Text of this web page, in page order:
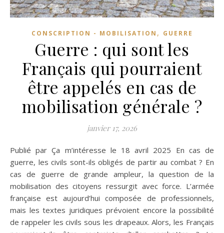
CONSCRIPTION - MOBILISATION , GUERRE
Guerre : qui sont les
Français qui pourraient
être appelés en cas de
mobilisation générale ?
janvier 17, 2026
Publié par Ça m’intéresse le 18 avril 2025 En cas de
guerre, les civils sont-ils obligés de partir au combat ? En
cas de guerre de grande ampleur, la question de la
mobilisation des citoyens ressurgit avec force. L’armée
française est aujourd’hui composée de professionnels,
mais les textes juridiques prévoient encore la possibilité
de rappeler les civils sous les drapeaux. Alors, les Français